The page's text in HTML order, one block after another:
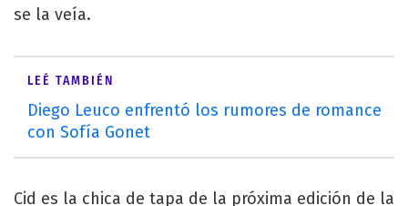
se la veía.
LEÉ TAMBIÉN
Diego Leuco enfrentó los rumores de romance
con Sofía Gonet
Cid es la chica de tapa de la próxima edición de la